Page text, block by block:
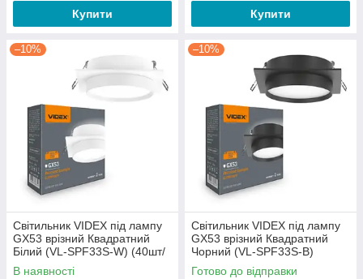
Купити Купити
–10%
Світильник VIDEX під лампу
GX53 врізний Квадратний
Білий (VL-SPF33S-W) (40шт/
ящ)
В наявності
–10%
Світильник VIDEX під лампу
GX53 врізний Квадратний
Чорний (VL-SPF33S-B)
(40шт/ящ)
Готово до відправки